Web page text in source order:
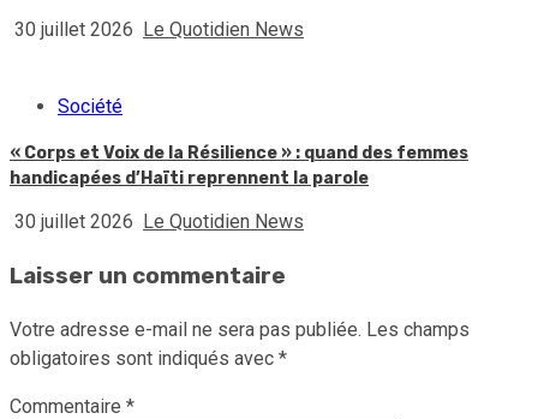
30 juillet 2026 Le Quotidien News
Société
« Corps et Voix de la Résilience » : quand des femmes
handicapées d’Haïti reprennent la parole
30 juillet 2026 Le Quotidien News
Laisser un commentaire
Votre adresse e-mail ne sera pas publiée. Les champs
obligatoires sont indiqués avec *
Commentaire *